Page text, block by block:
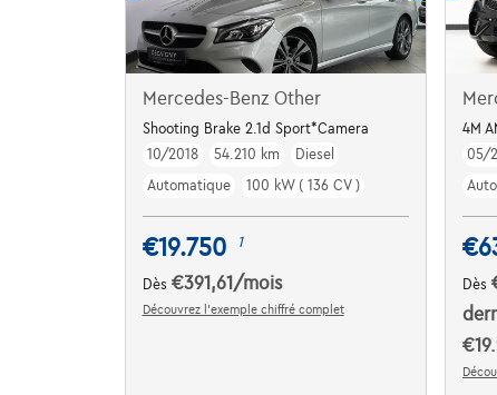
Mercedes-Benz Other
Shooting Brake 2.1d Sport*Camera
10/2018
54.210 km
Diesel
Automatique
100 kW ( 136 CV )
€19.750 1
Dès €391,61 /mois
Découvrez l’exemple chiffré complet
4M
05/
Dès